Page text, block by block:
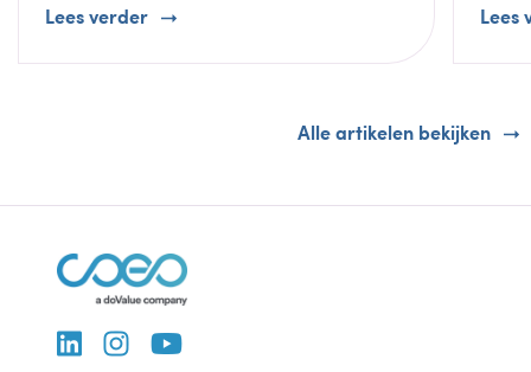
Lees verder Lees
Alle artikelen bekijken